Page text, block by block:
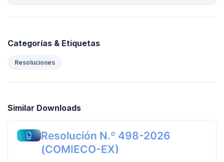
Categorías & Etiquetas
Resoluciones
Similar Downloads
Resolución N.º 498-2026
(COMIECO-EX)